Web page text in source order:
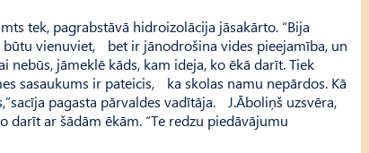
tek, pagrabstāvā hidroizolācija jāsakārto. “Bija
vienuviet, bet ir jānodrošina vides pieejamība, un
jāmeklē kāds, kam ideja, ko ēkā darīt. Tiek
sasaukums ir pateicis, ka skolas namu nepārdos. Kā
pagasta pārvaldes vadītāja. J.Āboliņš uzsvēra,
ar šādām ēkām. “Te redzu piedāvājumu